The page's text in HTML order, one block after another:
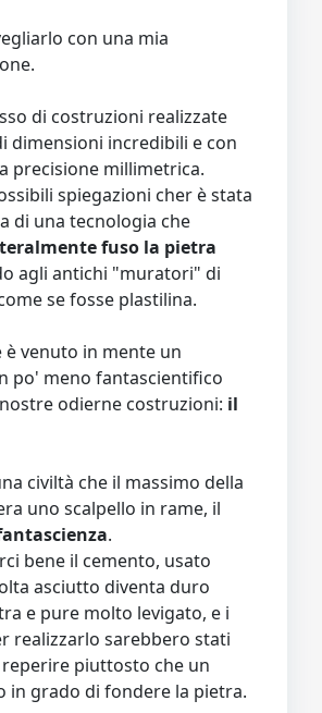
con una mia
di costruzioni realizzate
dimensioni incredibili e con
precisione millimetrica.
spiegazioni cher è stata
di una tecnologia che
fuso la pietra
agli antichi "muratori" di
se fosse plastilina.
è venuto in mente un
po' meno fantascientifico
odierne costruzioni: il
civiltà che il massimo della
uno scalpello in rame, il
.
bene il cemento, usato
asciutto diventa duro
e pure molto levigato, e i
realizzarlo sarebbero stati
piuttosto che un
in grado di fondere la pietra.